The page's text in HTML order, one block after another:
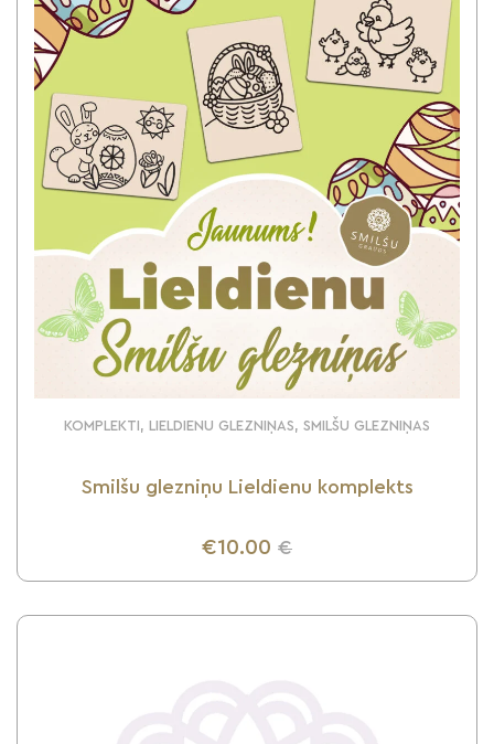
KOMPLEKTI, LIELDIENU GLEZNIŅAS, SMILŠU GLEZNIŅAS
Smilšu glezniņu Lieldienu komplekts
€10.00 €
UZZINI VAIRĀK